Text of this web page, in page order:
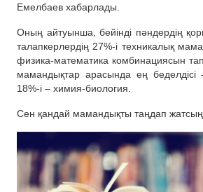
Емелбаев хабарлады.
Оның айтуынша, бейінді пәндердің
талапкерлердің 27%-і техникалық
физика-математика комбинациясын
мамандықтар арасында ең беделдісі
18%-і – химия-биология.
Сен қандай мамандықты таңдап